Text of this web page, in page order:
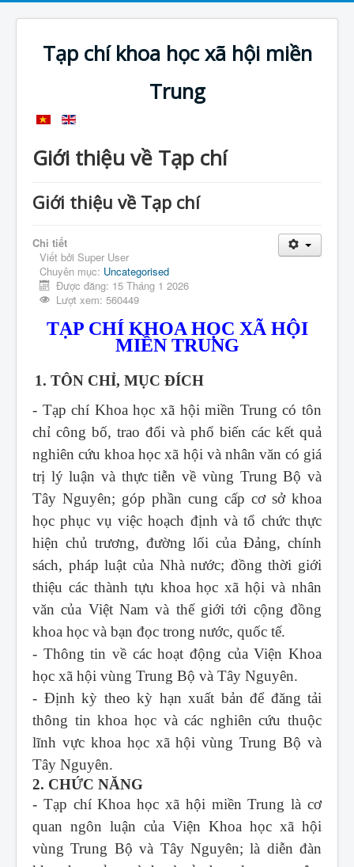
Tạp chí khoa học xã hội miền
Trung
Giới thiệu về Tạp chí
Giới thiệu về Tạp chí
Chi tiết
Viết bởi Super User
Chuyên mục: Uncategorised
Được đăng: 15 Tháng 1 2026
Lượt xem: 560449
TẠP CHÍ KHOA HỌC XÃ HỘI
MIỀN TRUNG
1. TÔN CHỈ, MỤC ĐÍCH
- Tạp chí Khoa học xã hội miền Trung có tôn
chỉ công bố, trao đổi và phổ biến các kết quả
nghiên cứu khoa học xã hội và nhân văn có giá
trị lý luận và thực tiễn về vùng Trung Bộ và
Tây Nguyên; góp phần cung cấp cơ sở khoa
học phục vụ việc hoạch định và tổ chức thực
hiện chủ trương, đường lối của Đảng, chính
sách, pháp luật của Nhà nước; đồng thời giới
thiệu các thành tựu khoa học xã hội và nhân
văn của Việt Nam và thế giới tới cộng đồng
khoa học và bạn đọc trong nước, quốc tế.
- Thông tin về các hoạt động của Viện Khoa
học xã hội vùng Trung Bộ và Tây Nguyên.
- Định kỳ theo kỳ hạn xuất bản để đăng tải
thông tin khoa học và các nghiên cứu thuộc
lĩnh vực khoa học xã hội vùng Trung Bộ và
Tây Nguyên.
2. CHỨC NĂNG
- Tạp chí Khoa học xã hội miền Trung là cơ
quan ngôn luận của Viện Khoa học xã hội
vùng Trung Bộ và Tây Nguyên; là diễn đàn